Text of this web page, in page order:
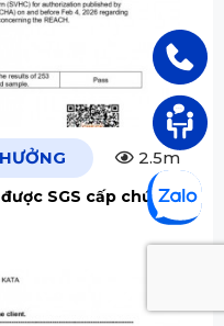
2.5m
SGS cấp chứng